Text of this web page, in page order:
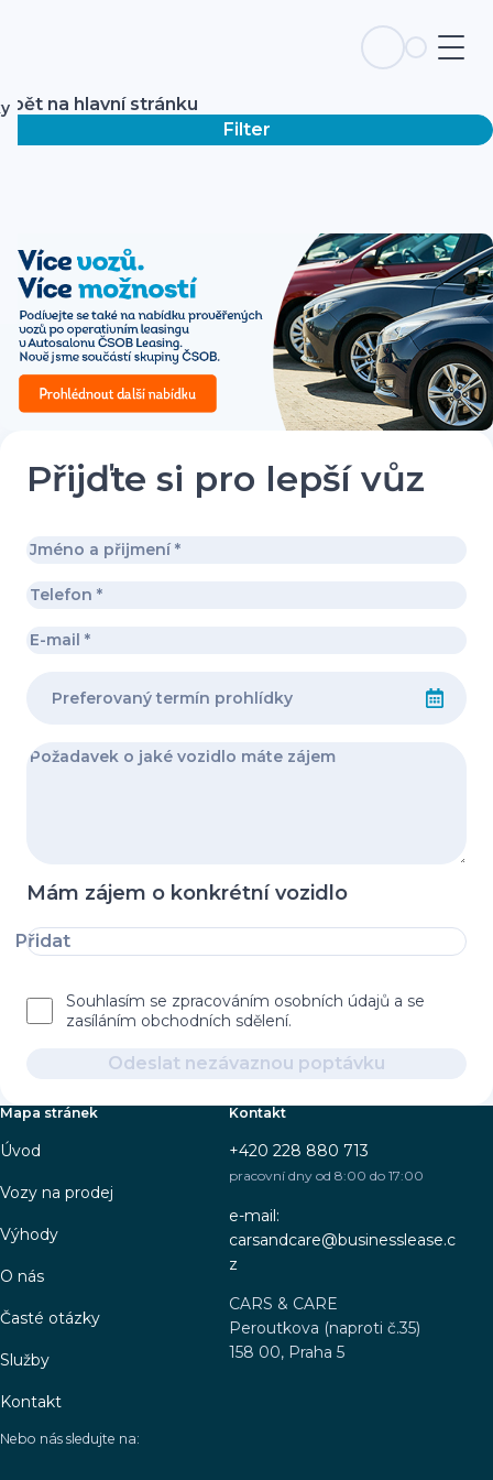
Zpět na hlavní stránku
Filter
Přijďte si pro lepší vůz
Mám zájem o konkrétní vozidlo
Přidat
Souhlasím se zpracováním osobních údajů a se
zasíláním obchodních sdělení.
Odeslat nezávaznou poptávku
Mapa stránek
Úvod
Vozy na prodej
Výhody
O nás
Časté otázky
Služby
Kontakt
Kontakt
+420 228 880 713
pracovní dny od 8:00 do 17:00
e-mail:
carsandcare@businesslease.c
z
CARS & CARE
Peroutkova (naproti č.35)
158 00, Praha 5
Nebo nás sledujte na: